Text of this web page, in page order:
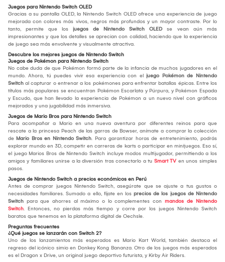
Juegos para Nintendo Switch OLED
Gracias a su pantalla OLED, la Nintendo Switch OLED ofrece una experiencia de juego
mejorada con colores más vivos, negros más profundos y un mayor contraste. Por lo
tanto, permite que los juegos de Nintendo Switch OLED se vean aún más
impresionantes y que los detalles se aprecian con calidad, haciendo que la experiencia
de juego sea más envolvente y visualmente atractiva.
Descubre los mejores juegos de Nintendo Switch
Juegos de Pokémon para Nintendo Switch
No cabe duda de que Pokémon formó parte de la infancia de muchos jugadores en el
mundo. Ahora, tú puedes vivir esa experiencia con el juego Pokémon de Nintendo
Switch al capturar o entrenar a los pokémones para enfrentar batallas épicas. Entre los
títulos más populares se encuentran Pokémon Escarlata y Púrpura, y Pokémon Espada
y Escudo, que han llevado la experiencia de Pokémon a un nuevo nivel con gráficos
mejorados y una jugabilidad más inmersiva.
Juegos de Mario Bros para Nintendo Switch
Para acompañar a Mario en una nueva aventura por diferentes reinos para que
rescate a la princesa Peach de las garras de Bowser, anímate a comprar la colección
de Mario Bros en Nintendo Switch. Para garantizar horas de entretenimiento, podrás
explorar mundo en 3D, competir en carreras de karts o participar en minijuegos. Eso sí,
el juego Marios Bros de Nintendo Switch incluye modos multijugador, permitiendo a los
amigos y familiares unirse a la diversión tras conectarlo a tu Smart TV en unos simples
pasos.
Juegos de Nintendo Switch a precios económicos en Perú
Antes de comprar juegos Nintendo Switch, asegúrate que se ajuste a tus gustos o
necesidades familiares. Sumado a ello, fíjate en los precios de los juegos de Nintendo
Switch para que ahorres al máximo o lo complementes con mandos de Nintendo
Switch. Entonces, no pierdas más tiempo y corre por los juegos Nintendo Switch
baratos que tenemos en la plataforma digital de Oechsle.
Preguntas frecuentes
¿Qué juegos se lanzarán con Switch 2?
Uno de los lanzamientos más esperados es Mario Kart World, también destaca el
regreso del icónico simio en Donkey Kong Bananza. Otro de los juegos más esperados
es el Dragon x Drive, un original juego deportivo futurista, y Kirby Air Riders.